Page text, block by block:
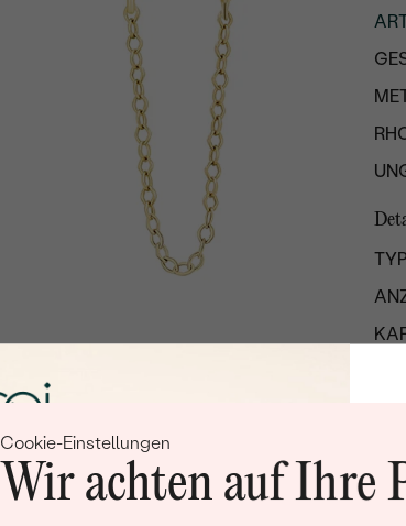
Cookie-Einstellungen
Wir achten auf Ihre